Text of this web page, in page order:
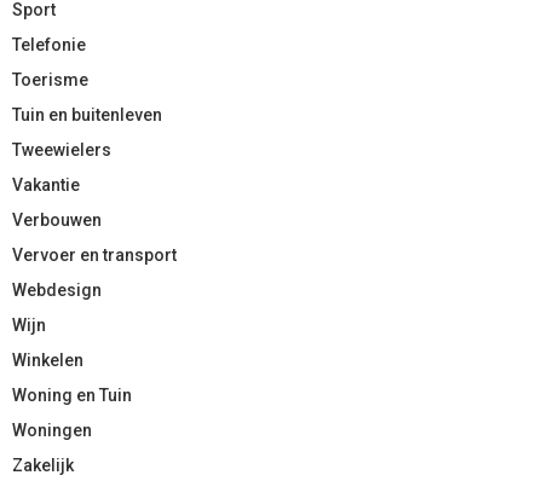
Sport
Telefonie
Toerisme
Tuin en buitenleven
Tweewielers
Vakantie
Verbouwen
Vervoer en transport
Webdesign
Wijn
Winkelen
Woning en Tuin
Woningen
Zakelijk